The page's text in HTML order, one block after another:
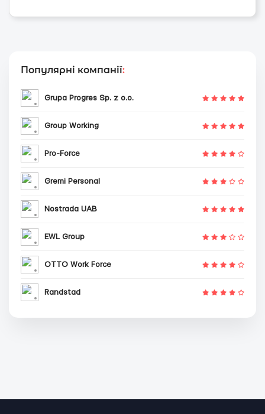
Популярні компанії:
Grupa Progres Sp. z o.o.
Group Working
Pro-Force
Gremi Personal
Nostrada UAB
EWL Group
OTTO Work Force
Randstad